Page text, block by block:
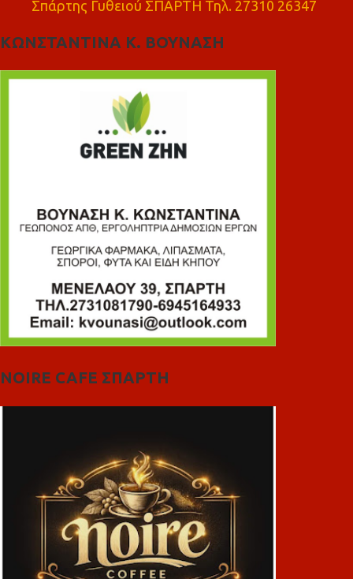
Σπάρτης Γυθειού ΣΠΑΡΤΗ Τηλ. 27310 26347
ΚΩΝΣΤΑΝΤΙΝΑ Κ. ΒΟΥΝΑΣΗ
NOIRE CAFE ΣΠΑΡΤΗ